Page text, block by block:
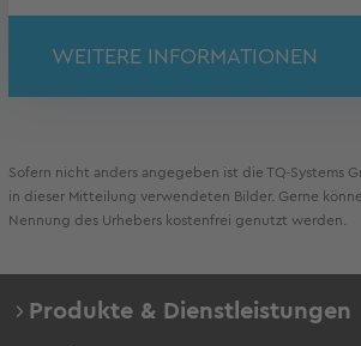
WEITERE INFORMATIONEN
Sofern nicht anders angegeben ist die TQ-Systems
in dieser Mitteilung verwendeten Bilder. Gerne
Nennung des Urhebers kostenfrei genutzt werden.
Produkte & Dienstleistungen